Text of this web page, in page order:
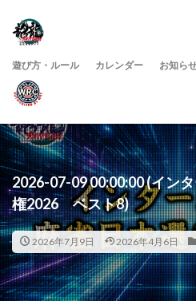
遊び方・ルール カレンダー お知ら
2026-07-09 00:00:00 (イン
権2026 ベスト8)
2026年7月9日 2026年4月6日